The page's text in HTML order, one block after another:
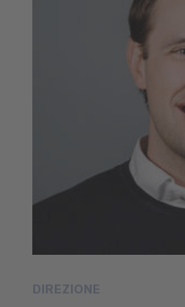
DIREZIONE